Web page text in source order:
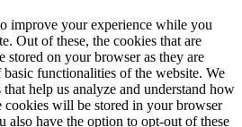
improve your experience while you
Out of these, the cookies that are
stored on your browser as they are
functionalities of the website. We
help us analyze and understand how
cookies will be stored in your browser
also have the option to opt-out of these